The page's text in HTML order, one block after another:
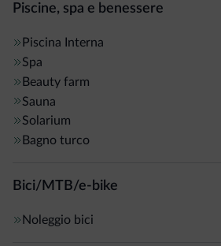
Piscine, spa e benessere
Piscina
Interna
Spa
Beauty farm
Sauna
Solarium
Bagno turco
Bici/MTB/e-bike
Noleggio bici